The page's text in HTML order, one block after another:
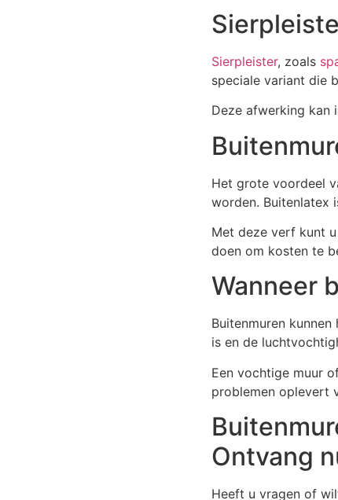
Sierpleister, zoals
speciale variant die
Deze afwerking kan
Het grote voordeel
worden. Buitenlatex
Met deze verf kunt
doen om kosten te
Wanneer
Buitenmuren
is en de
Een vochtige muur
problemen oplevert
Ontvang
Heeft u vragen of